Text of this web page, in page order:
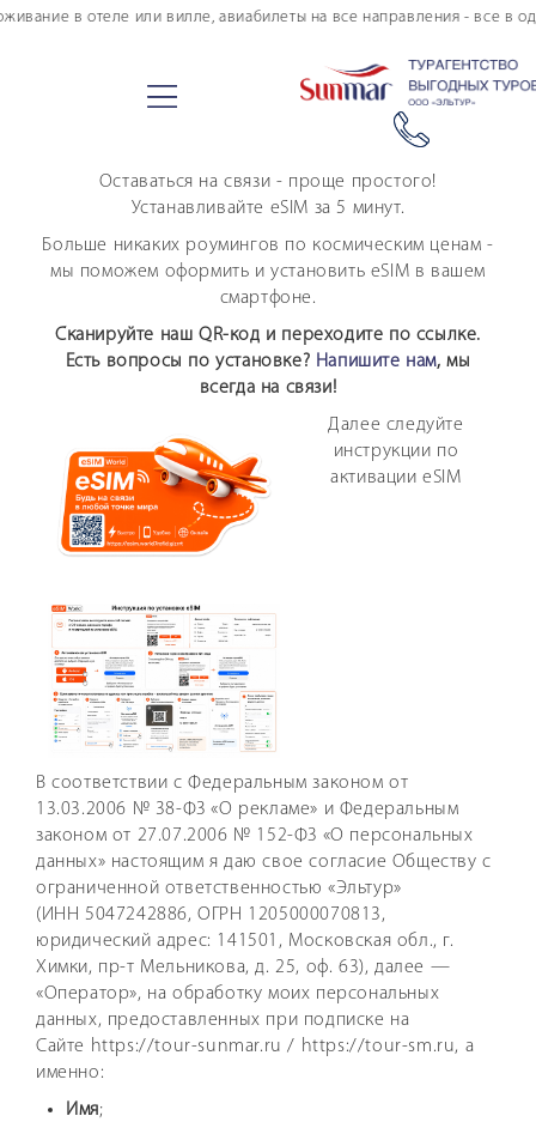
в отеле или вилле, авиабилеты на все направления - все в одном
Оставаться на связи - проще простого!
Устанавливайте eSIM за 5 минут.
Больше никаких роумингов по космическим ценам -
мы поможем оформить и установить eSIM в вашем
смартфоне.
Сканируйте наш QR-код и переходите по ссылке.
Есть вопросы по установке? Напишите нам, мы
всегда на связи!
Далее следуйте
инструкции по
активации eSIM
В соответствии с Федеральным законом от
13.03.2006 № 38-ФЗ «О рекламе» и Федеральным
законом от 27.07.2006 № 152-ФЗ «О персональных
данных» настоящим я даю свое согласие Обществу с
ограниченной ответственностью «Эльтур»
(ИНН 5047242886, ОГРН 1205000070813,
юридический адрес: 141501, Московская обл., г.
Химки, пр-т Мельникова, д. 25, оф. 63), далее —
«Оператор», на обработку моих персональных
данных, предоставленных при подписке на
Сайте https://tour-sunmar.ru / https://tour-sm.ru, а
именно:
Имя;